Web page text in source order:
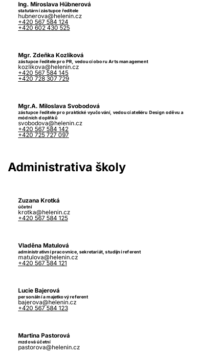
Ing. Miroslava Hübnerová
statutární zástupce ředitele
hubnerova@helenin.cz
+420 567 584 124
+420 602 430 525
Mgr. Zdeňka Kozlíková
zástupce ředitele pro PR, vedoucí oboru Arts management
kozlikova@helenin.cz
+420 567 584 145
+420 728 307 729
Mgr.A. Miloslava Svobodová
zástupce ředitele pro praktické vyučování, vedoucí ateliéru Design oděvu a
módních doplňků
svobodova@helenin.cz
+420 567 584 142
+420 725 727 097
Administrativa školy
Zuzana Krotká
účetní
krotka@helenin.cz
+420 567 584 125
Vladěna Matulová
administrativní pracovnice, sekretariát, studijní referent
matulova@helenin.cz
+420 567 584 121
Lucie Bajerová
personální a majetkový referent
bajerova@helenin.cz
+420 567 584 123
Martina Pastorová
mzdová účetní
pastorova@helenin.cz